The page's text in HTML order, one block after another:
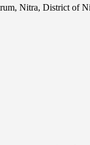
Nitra, District of